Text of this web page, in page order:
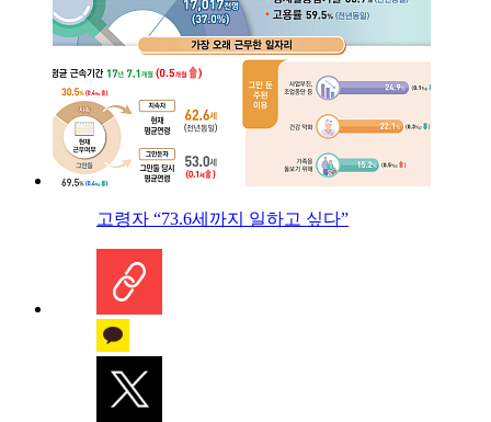
고령자 “73.6세까지 일하고 싶다”